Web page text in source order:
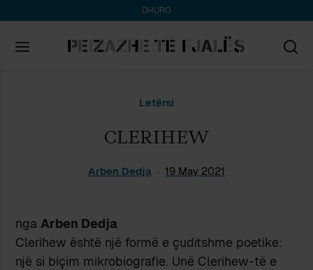
DHURO
Letërsi
CLERIHEW
Arben Dedja 19 May 2021
ngaArben Dedja
Clerihew është një formë e çuditshme poetike:
një si biçim mikrobiografie. Unë Clerihew-të e